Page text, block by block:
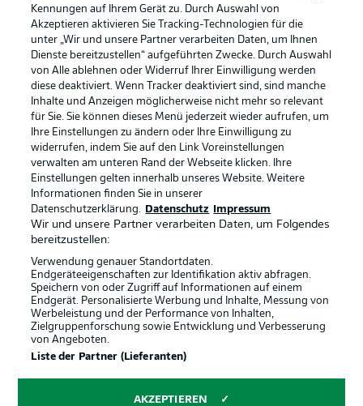
Rechtliche Hinweise Voreinstellungen verwalten
Datenschutz Nutzungsbedingungen
Broadcaster Kontakt
Jobs Impressum
Partner Spieler
Liveticker
© 2026 Bundesliga-Gruppe GmbH
Kennungen auf Ihrem Gerät zu. Durch Auswahl von
Akzeptieren aktivieren Sie Tracking-Technologien für die
unter „Wir und unsere Partner verarbeiten Daten, um Ihnen
Dienste bereitzustellen“ aufgeführten Zwecke. Durch Auswahl
von Alle ablehnen oder Widerruf Ihrer Einwilligung werden
diese deaktiviert. Wenn Tracker deaktiviert sind, sind manche
Inhalte und Anzeigen möglicherweise nicht mehr so relevant
für Sie. Sie können dieses Menü jederzeit wieder aufrufen, um
Ihre Einstellungen zu ändern oder Ihre Einwilligung zu
widerrufen, indem Sie auf den Link Voreinstellungen
verwalten am unteren Rand der Webseite klicken. Ihre
Einstellungen gelten innerhalb unseres Website. Weitere
Informationen finden Sie in unserer
Datenschutzerklärung.
Datenschutz Impressum
Wir und unsere Partner verarbeiten Daten, um Folgendes
bereitzustellen:
Verwendung genauer Standortdaten.
Endgeräteeigenschaften zur Identifikation aktiv abfragen.
Speichern von oder Zugriff auf Informationen auf einem
Endgerät. Personalisierte Werbung und Inhalte, Messung von
Werbeleistung und der Performance von Inhalten,
Zielgruppenforschung sowie Entwicklung und Verbesserung
von Angeboten.
Liste der Partner (Lieferanten)
AKZEPTIEREN